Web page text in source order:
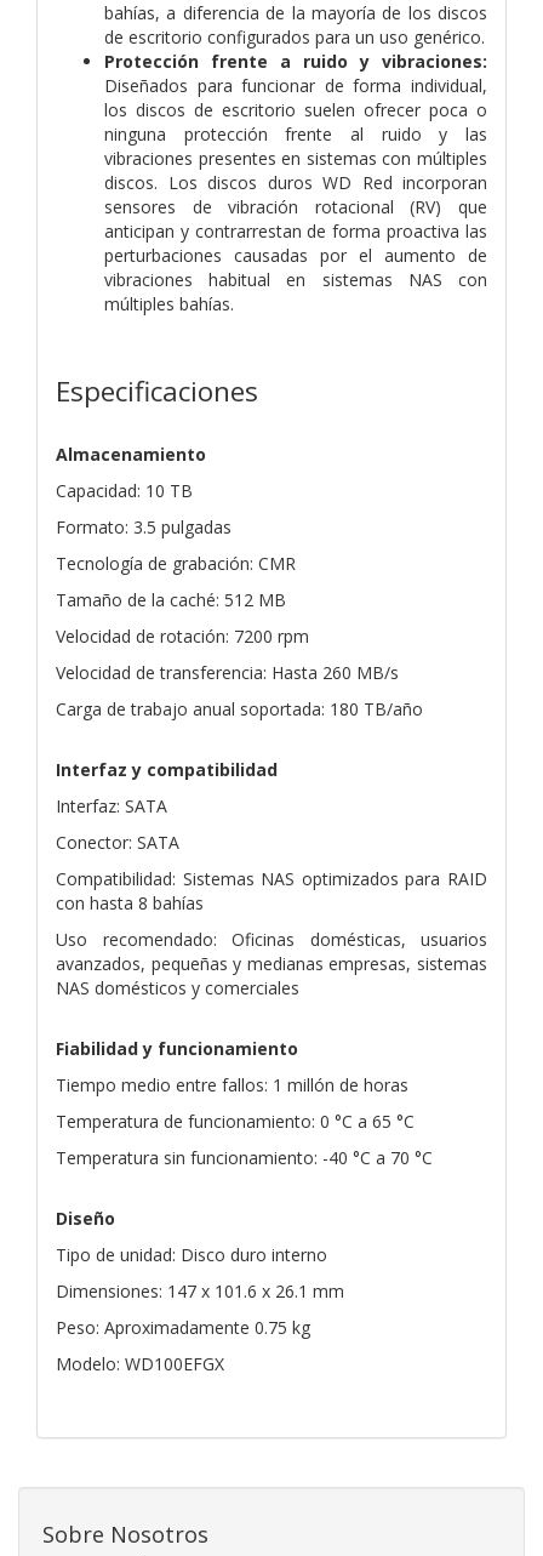
bahías, a diferencia de la mayoría de los discos
de escritorio configurados para un uso genérico.
Protección frente a ruido y vibraciones:
Diseñados para funcionar de forma individual,
los discos de escritorio suelen ofrecer poca o
ninguna protección frente al ruido y las
vibraciones presentes en sistemas con múltiples
discos. Los discos duros WD Red incorporan
sensores de vibración rotacional (RV) que
anticipan y contrarrestan de forma proactiva las
perturbaciones causadas por el aumento de
vibraciones habitual en sistemas NAS con
múltiples bahías.
Especificaciones
Almacenamiento
Capacidad: 10 TB
Formato: 3.5 pulgadas
Tecnología de grabación: CMR
Tamaño de la caché: 512 MB
Velocidad de rotación: 7200 rpm
Velocidad de transferencia: Hasta 260 MB/s
Carga de trabajo anual soportada: 180 TB/año
Interfaz y compatibilidad
Interfaz: SATA
Conector: SATA
Compatibilidad: Sistemas NAS optimizados para RAID
con hasta 8 bahías
Uso recomendado: Oficinas domésticas, usuarios
avanzados, pequeñas y medianas empresas, sistemas
NAS domésticos y comerciales
Fiabilidad y funcionamiento
Tiempo medio entre fallos: 1 millón de horas
Temperatura de funcionamiento: 0 °C a 65 °C
Temperatura sin funcionamiento: -40 °C a 70 °C
Diseño
Tipo de unidad: Disco duro interno
Dimensiones: 147 x 101.6 x 26.1 mm
Peso: Aproximadamente 0.75 kg
Modelo: WD100EFGX
Sobre Nosotros